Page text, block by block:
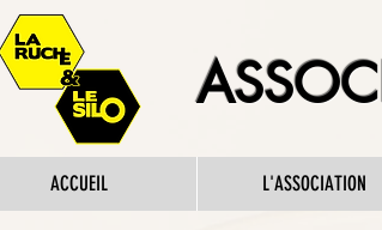
ACCUEIL L'ASSOCIATION